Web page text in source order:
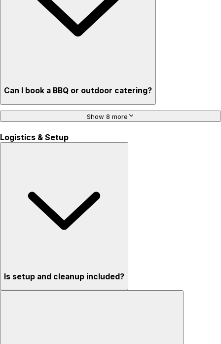
Can I book a BBQ or outdoor catering?
Show 8 more
Logistics & Setup
Is setup and cleanup included?